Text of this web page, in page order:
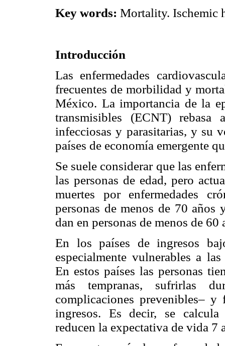
Key words: Mortality. Ischemic
Introducción
Las enfermedades
frecuentes de morbilidad y
México. La importancia de la
transmisibles (ECNT) rebasa
infecciosas y parasitarias, y su
países de economía emergente
Se suele considerar que las
las personas de edad, pero
muertes por enfermedades
personas de menos de 70 años
dan en personas de menos de 60
En los países de ingresos
especialmente vulnerables a
En estos países las personas
más tempranas, sufrirlas
complicaciones prevenibles–
ingresos. Es decir, se calcula
reducen la expectativa de vida 7